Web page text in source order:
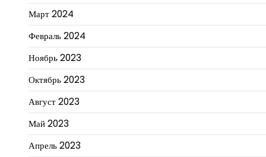
Март 2024
Февраль 2024
Ноябрь 2023
Октябрь 2023
Август 2023
Май 2023
Апрель 2023